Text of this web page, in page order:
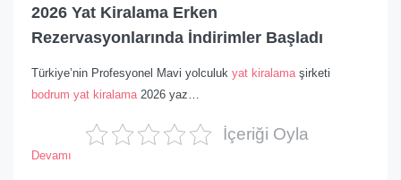
2026 Yat Kiralama Erken
Rezervasyonlarında İndirimler Başladı
Türkiye’nin Profesyonel Mavi yolculuk yat kiralamaşirketi
bodrum yat kiralama2026 yaz…
İçeriği Oyla
Devamı